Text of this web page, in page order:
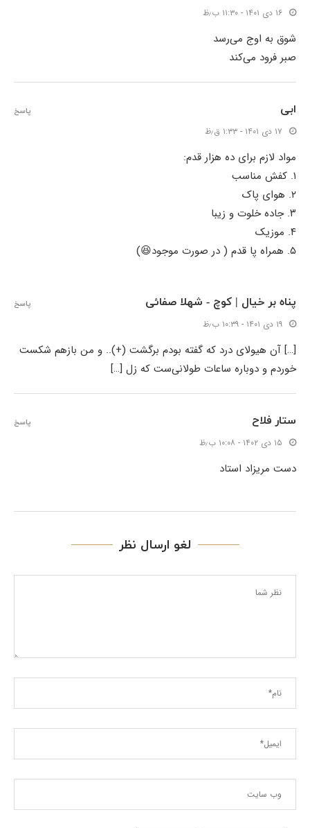
۱۶ دی ۱۴۰۱ - ۱۱:۳۰ ب٫ظ
شوق به اوج می‌رسد
صبر فرود می‌کند
ابی
۱۷ دی ۱۴۰۱ - ۱:۳۳ ق٫ظ
مواد لازم برای ده هزار قدم:
۱. کفش مناسب
۲. هوای پاک
۳. جاده خلوت و زیبا
۴. موزیک
۵. همراه پا قدم ( در صورت موجود😆)
پاسخ
پناه بر خیال | کوچ - شهلا صفائی
۱۹ دی ۱۴۰۱ - ۱۰:۳۹ ب٫ظ
[…] آن هیولای درد که گفته بودم برگشت (+).. و من بازهم شکست
خوردم و دوباره ساعات طولانی‌ست که زل […]
پاسخ
ستار فلاح
۱۵ دی ۱۴۰۲ - ۱۰:۰۸ ب٫ظ
دست مریزاد استاد
پاسخ
لغو ارسال نظر